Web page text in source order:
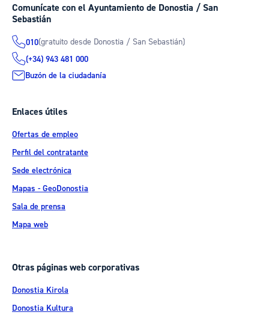
Comunícate con el Ayuntamiento de Donostia / San
Sebastián
010(gratuito desde Donostia / San Sebastián)
(+34) 943 481 000
Buzón de la ciudadanía
Enlaces útiles
Ofertas de empleo
Perfil del contratante
Sede electrónica
Mapas - GeoDonostia
Sala de prensa
Mapa web
Otras páginas web corporativas
Donostia Kirola
Donostia Kultura